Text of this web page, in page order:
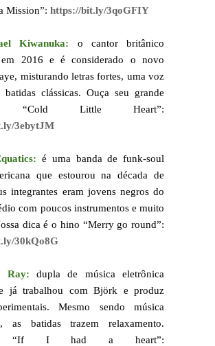
Mission”: https://bit.ly/3qoGFIY
Kiwanuka: o cantor britânico
em 2016 e é considerado o novo
misturando letras fortes, uma voz
batidas clássicas. Ouça seu grande
“Cold Little Heart”:
3ebytJM
é uma banda de funk-soul
que estourou na década de
integrantes eram jovens negros do
com poucos instrumentos e muito
dica é o hino “Merry go round”:
30kQo8G
Ray: dupla de música eletrônica
já trabalhou com Björk e produz
Mesmo sendo música
as batidas trazem relaxamento.
“If I had a heart”: